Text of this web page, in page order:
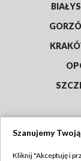
Szanujemy
Kliknij "Akceptuję i